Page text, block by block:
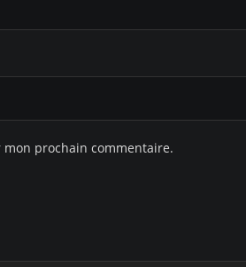
prochain commentaire.